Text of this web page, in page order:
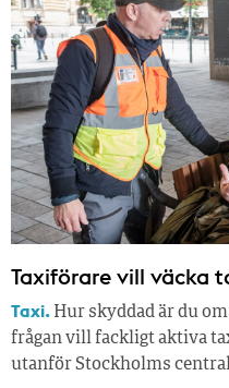
Taxiförare vill väcka
Taxi. Hur skyddad är du
frågan vill fackligt aktiva
utanför Stockholms